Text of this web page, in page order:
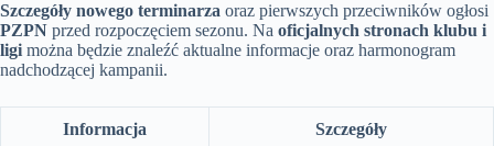
Szczegóły nowego terminarza oraz pierwszych przeciwników ogłosi
PZPN przed rozpoczęciem sezonu. Na oficjalnych stronach klubu i
ligi można będzie znaleźć aktualne informacje oraz harmonogram
nadchodzącej kampanii.
Informacja Szczegóły